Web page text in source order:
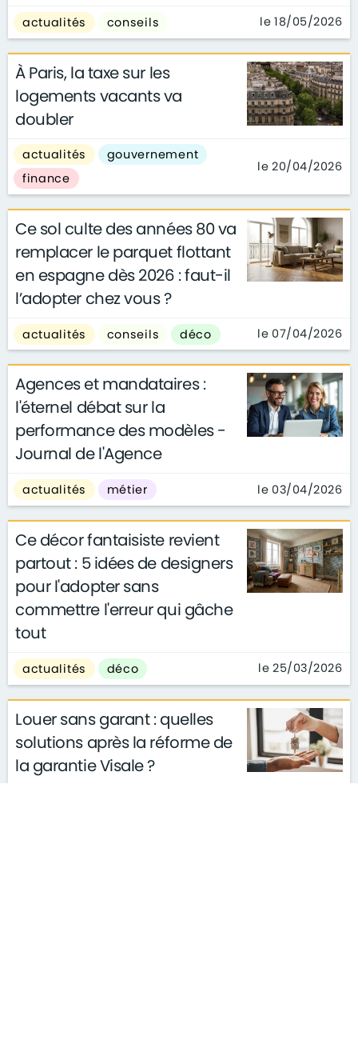
actualités conseils le 18/05/2026
À Paris, la taxe sur les
logements vacants va
doubler
actualités
gouvernement
finance
le 20/04/2026
Ce sol culte des années 80 va
remplacer le parquet flottant
en espagne dès 2026 : faut-il
l’adopter chez vous ?
actualités conseils déco le 07/04/2026
Agences et mandataires :
l'éternel débat sur la
performance des modèles -
Journal de l'Agence
actualités métier le 03/04/2026
Ce décor fantaisiste revient
partout : 5 idées de designers
pour l'adopter sans
commettre l'erreur qui gâche
tout
actualités déco le 25/03/2026
Louer sans garant : quelles
solutions après la réforme de
la garantie Visale ?